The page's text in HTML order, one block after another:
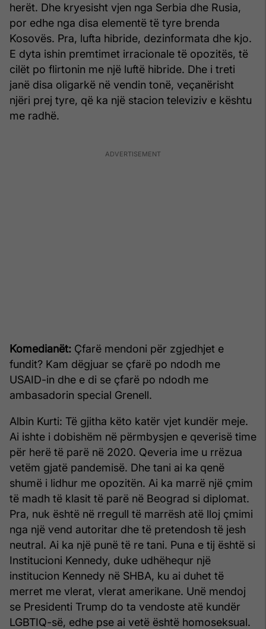
herët. Dhe kryesisht vjen nga Serbia dhe Rusia,
por edhe nga disa elementë të tyre brenda
Kosovës. Pra, lufta hibride, dezinformata dhe kjo.
E dyta ishin premtimet irracionale të opozitës, të
cilët po flirtonin me një luftë hibride. Dhe i treti
janë disa oligarkë në vendin tonë, veçanërisht
njëri prej tyre, që ka një stacion televiziv e kështu
me radhë.
Komedianët: Çfarë mendoni për zgjedhjet e
fundit? Kam dëgjuar se çfarë po ndodh me
USAID-in dhe e di se çfarë po ndodh me
ambasadorin special Grenell.
Albin Kurti: Të gjitha këto katër vjet kundër meje.
Ai ishte i dobishëm në përmbysjen e qeverisë time
për herë të parë në 2020. Qeveria ime u rrëzua
vetëm gjatë pandemisë. Dhe tani ai ka qenë
shumë i lidhur me opozitën. Ai ka marrë një çmim
të madh të klasit të parë në Beograd si diplomat.
Pra, nuk është në rregull të marrësh atë lloj çmimi
nga një vend autoritar dhe të pretendosh të jesh
neutral. Ai ka një punë të re tani. Puna e tij është si
Institucioni Kennedy, duke udhëhequr një
institucion Kennedy në SHBA, ku ai duhet të
merret me vlerat, vlerat amerikane. Unë mendoj
se Presidenti Trump do ta vendoste atë kundër
LGBTIQ-së, edhe pse ai vetë është homoseksual.